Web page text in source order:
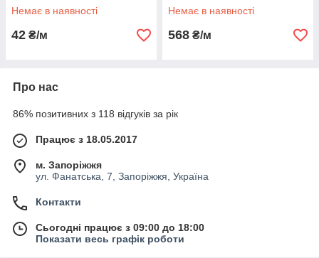
Немає в наявності
42 ₴/м
Немає в наявності
568 ₴/м
Про нас
86% позитивних з 118 відгуків за рік
Працює з 18.05.2017
м. Запоріжжя
ул. Фанатська, 7, Запоріжжя, Україна
Контакти
Сьогодні працює з 09:00 до 18:00
Показати весь графік роботи